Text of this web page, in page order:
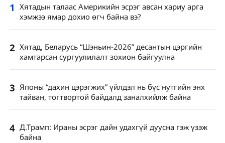
1 Хятадын талаас Америкийн эсрэг авсан хариу арга
хэмжээ ямар дохио өгч байна вэ?
2 Хятад, Беларусь “Шэньин-2026” десантын цэргийн
хамтарсан сургуулилалт зохион байгуулна
3 Японы “дахин цэрэгжих” үйлдэл нь бүс нутгийн энх
тайван, тогтвортой байдалд заналхийлж байна
4 Д.Трамп: Ираны эсрэг дайн удахгүй дуусна гэж үзэж
байна